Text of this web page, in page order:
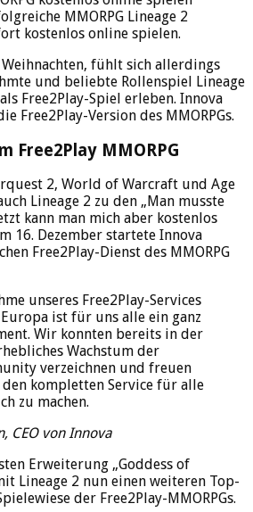
MMORPG Lineage 2
kostenlos online spielen.
fühlt sich allerdings
und beliebte Rollenspiel Lineage
Free2Play-Spiel erleben. Innova
Free2Play-Version des MMORPGs.
Free2Play MMORPG
2, World of Warcraft und Age
Lineage 2 zu den „Man musste
kann man mich aber kostenlos
16. Dezember startete Innova
Free2Play-Dienst des MMORPG
unseres Free2Play-Services
ist für uns alle ein ganz
Wir konnten bereits in der
Wachstum der
verzeichnen und freuen
kompletten Service für alle
zu machen.
CEO von Innova
Erweiterung „Goddess of
Lineage 2 nun einen weiteren Top-
der Free2Play-MMORPGs.